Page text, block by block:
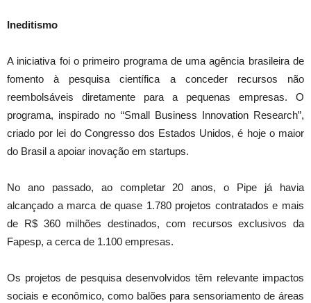
Ineditismo
A iniciativa foi o primeiro programa de uma agência brasileira de
fomento à pesquisa científica a conceder recursos não
reembolsáveis diretamente para a pequenas empresas. O
programa, inspirado no “Small Business Innovation Research”,
criado por lei do Congresso dos Estados Unidos, é hoje o maior
do Brasil a apoiar inovação em startups.
No ano passado, ao completar 20 anos, o Pipe já havia
alcançado a marca de quase 1.780 projetos contratados e mais
de R$ 360 milhões destinados, com recursos exclusivos da
Fapesp, a cerca de 1.100 empresas.
Os projetos de pesquisa desenvolvidos têm relevante impactos
sociais e econômico, como balões para sensoriamento de áreas